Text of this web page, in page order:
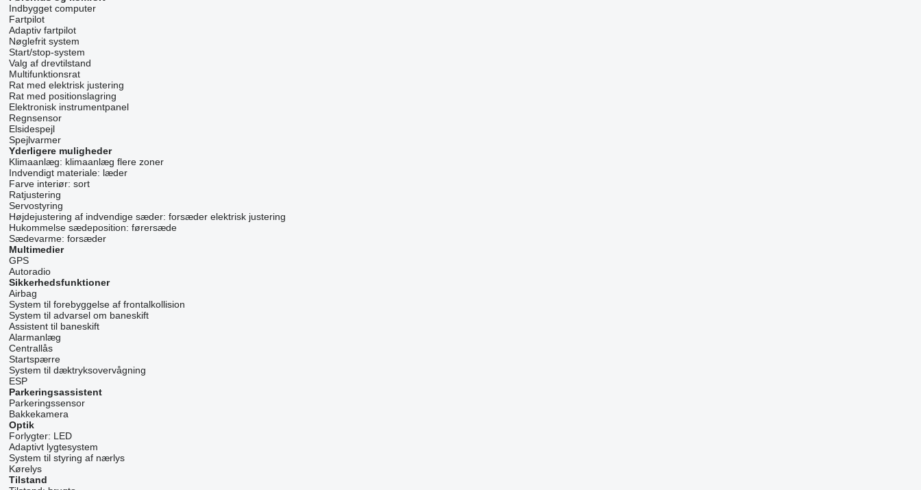
Indbygget computer
Fartpilot
Adaptiv fartpilot
Nøglefrit system
Start/stop-system
Valg af drevtilstand
Multifunktionsrat
Rat med elektrisk justering
Rat med positionslagring
Elektronisk instrumentpanel
Regnsensor
Elsidespejl
Spejlvarmer
Yderligere muligheder
Klimaanlæg: klimaanlæg flere zoner
Indvendigt materiale: læder
Farve interiør: sort
Ratjustering
Servostyring
Højdejustering af indvendige sæder: forsæder elektrisk justering
Hukommelse sædeposition: førersæde
Sædevarme: forsæder
Multimedier
GPS
Autoradio
Sikkerhedsfunktioner
Airbag
System til forebyggelse af frontalkollision
System til advarsel om baneskift
Assistent til baneskift
Alarmanlæg
Centrallås
Startspærre
System til dæktryksovervågning
ESP
Parkeringsassistent
Parkeringssensor
Bakkekamera
Optik
Forlygter: LED
Adaptivt lygtesystem
System til styring af nærlys
Kørelys
Tilstand